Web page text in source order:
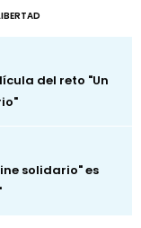
del reto "Un
solidario" es